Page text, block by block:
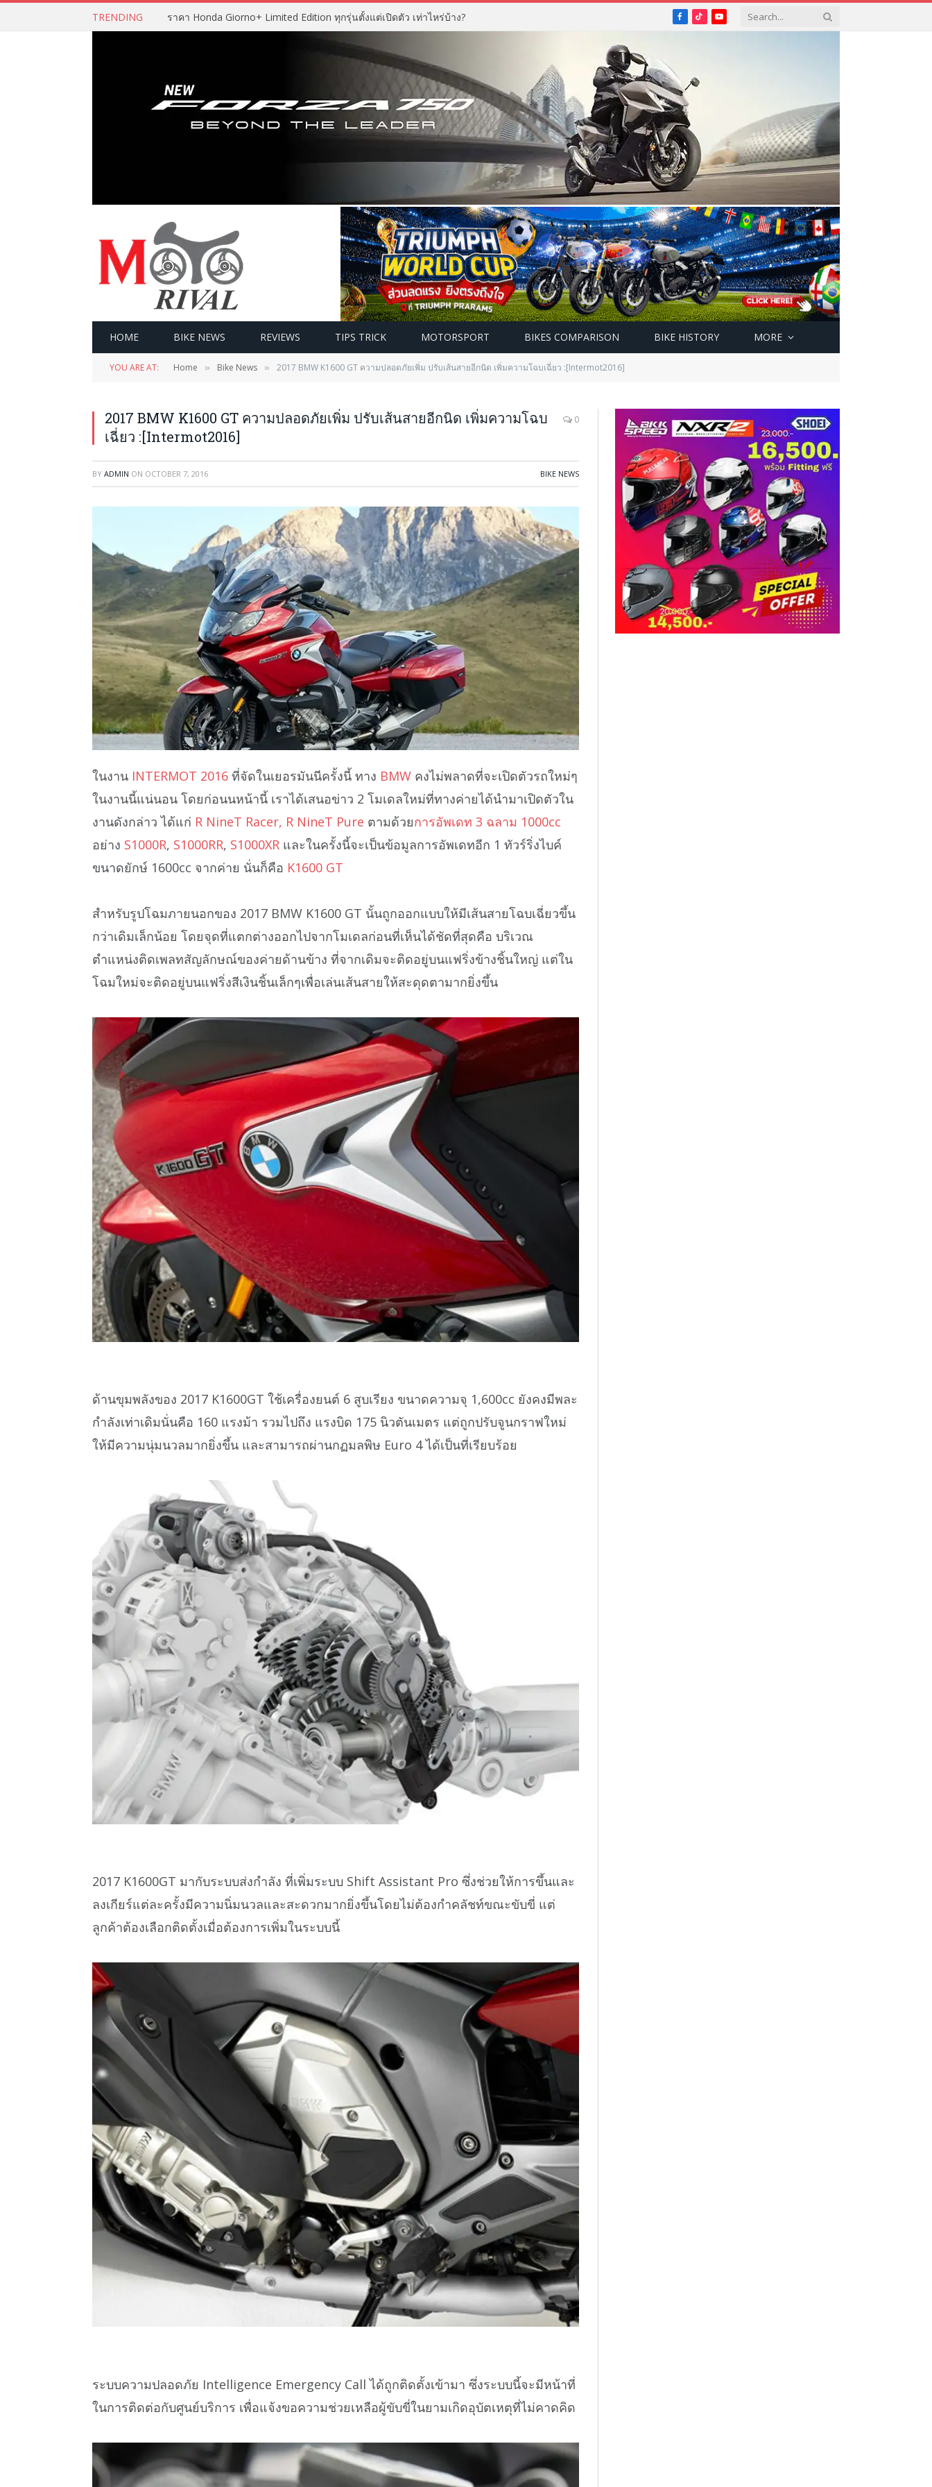
TRENDING ราคา Honda Giorno+ Limited Edition ทุกรุ่นตั้งแต่เปิดตัว เท่าไหร่บ้าง? Facebook
TikTokYouTube
HOME BIKE NEWS REVIEWS TIPS TRICK MOTORSPORT BIKES COMPARISON BIKE HISTORY MORE
YOU ARE AT: Home » Bike News » 2017 BMW K1600 GT ความปลอดภัยเพิ่ม ปรับเส้นสายอีกนิด เพิ่มความโฉบเฉี่ยว :[Intermot2016]
2017 BMW K1600 GT ความปลอดภัยเพิ่ม ปรับเส้นสายอีกนิด เพิ่มความโฉบ
เฉี่ยว :[Intermot2016]
0
BY ADMIN ON OCTOBER 7, 2016 BIKE NEWS
ในงาน INTERMOT 2016 ที่จัดในเยอรมันนีครั้งนี้ ทาง BMW คงไม่พลาดที่จะเปิดตัวรถใหม่ๆ
ในงานนี้แน่นอน โดยก่อนนหน้านี้ เราได้เสนอข่าว 2 โมเดลใหม่ที่ทางค่ายได้นำมาเปิดตัวใน
งานดังกล่าว ได้แก่ R NineT Racer, R NineT Pure ตามด้วยการอัพเดท 3 ฉลาม 1000cc
อย่าง S1000R, S1000RR, S1000XR และในครั้งนี้จะเป็นข้อมูลการอัพเดทอีก 1 ทัวร์ริ่งไบค์
ขนาดยักษ์ 1600cc จากค่าย นั่นก็คือ K1600 GT
สำหรับรูปโฉมภายนอกของ 2017 BMW K1600 GT นั้นถูกออกแบบให้มีเส้นสายโฉบเฉี่ยวขึ้น
กว่าเดิมเล็กน้อย โดยจุดที่แตกต่างออกไปจากโมเดลก่อนที่เห็นได้ชัดที่สุดคือ บริเวณ
ตำแหน่งติดเพลทสัญลักษณ์ของค่ายด้านข้าง ที่จากเดิมจะติดอยู่บนแฟริ่งข้างชิ้นใหญ่ แต่ใน
โฉมใหม่จะติดอยู่บนแฟริ่งสีเงินชิ้นเล็กๆเพื่อเล่นเส้นสายให้สะดุดตามากยิ่งขึ้น
ด้านขุมพลังของ 2017 K1600GT ใช้เครื่องยนต์ 6 สูบเรียง ขนาดความจุ 1,600cc ยังคงมีพละ
กำลังเท่าเดิมนั่นคือ 160 แรงม้า รวมไปถึง แรงบิด 175 นิวตันเมตร แต่ถูกปรับจูนกราฟใหม่
ให้มีความนุ่มนวลมากยิ่งขึ้น และสามารถผ่านกฏมลพิษ Euro 4 ได้เป็นที่เรียบร้อย
2017 K1600GT มากับระบบส่งกำลัง ที่เพิ่มระบบ Shift Assistant Pro ซึ่งช่วยให้การขึ้นและ
ลงเกียร์แต่ละครั้งมีความนิ่มนวลและสะดวกมากยิ่งขึ้นโดยไม่ต้องกำคลัชท์ขณะขับขี่ แต่
ลูกค้าต้องเลือกติดตั้งเมื่อต้องการเพิ่มในระบบนี้
ระบบความปลอดภัย Intelligence Emergency Call ได้ถูกติดตั้งเข้ามา ซึ่งระบบนี้จะมีหน้าที่
ในการติดต่อกับศูนย์บริการ เพื่อแจ้งขอความช่วยเหลือผู้ขับขี่ในยามเกิดอุบัตเหตุที่ไม่คาดคิด